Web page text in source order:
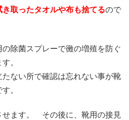
き取ったタオルや布も捨てるので
除菌スプレーで黴の増殖を防ぐ
。
ない所で確認は忘れない事が靴
。
せます。 その後に、靴用の接見